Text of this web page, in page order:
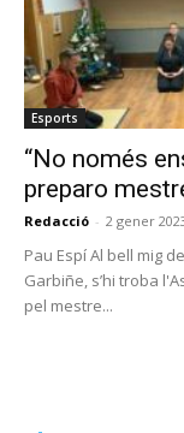
Esports
“No només
preparo
Redacció - 2 gener
Pau Espí Al bell mig
Garbiñe, s’hi troba
pel mestre...